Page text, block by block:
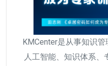
KMCenter是从事知识管
人工智能、知识体系、